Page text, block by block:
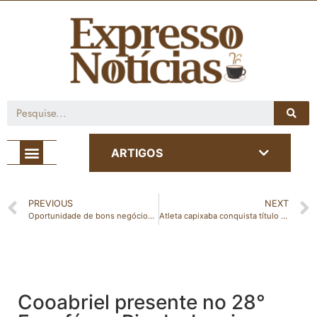
ARTIGOS
PREVIOUS
Oportunidade de bons negócios: Cooabriel realiza leilão de cafés especiais
NEXT
Atleta capixaba conquista título de campeão brasileiro de luta greco-romana
Cooabriel presente no 28°